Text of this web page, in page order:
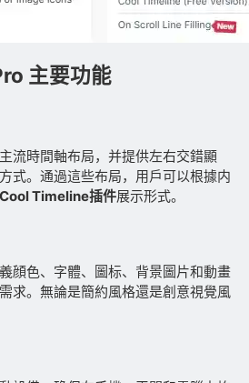
主要功能
流時間軸布局，并提供左右交錯顯
式。通過這些布局，用戶可以根據内
Cool Timeline插件展示形式。
顔色、字體、圖标、背景圖片和動畫
求。無論是簡約風格還是創意視覺風